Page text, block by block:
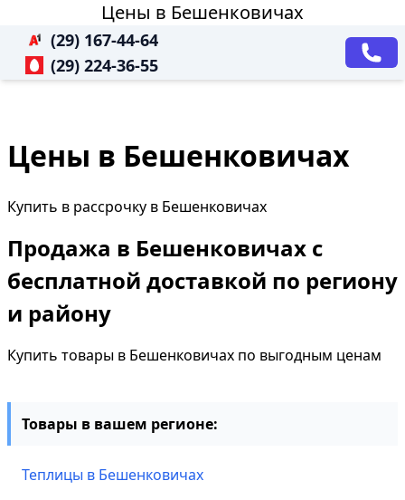
Цены в Бешенковичах
(29) 167-44-64
(29) 224-36-55
Цены в Бешенковичах
Купить в рассрочку в Бешенковичах
Продажа в Бешенковичах с
бесплатной доставкой по региону
и району
Купить товары в Бешенковичах по выгодным ценам
Товары в вашем регионе:
Теплицы в Бешенковичах